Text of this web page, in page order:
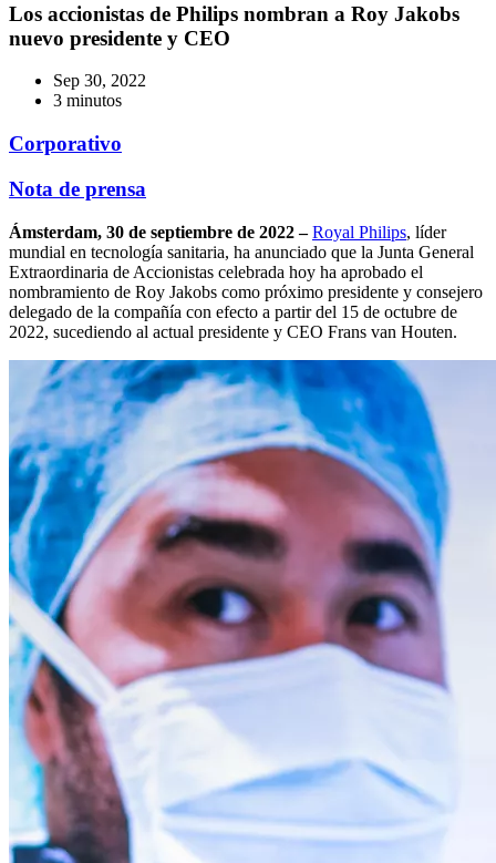
Los accionistas de Philips nombran a Roy Jakobs
nuevo presidente y CEO
Sep 30, 2022
3 minutos
Corporativo
Nota de prensa
Ámsterdam, 30 de septiembre de 2022 – Royal Philips, líder
mundial en tecnología sanitaria, ha anunciado que la Junta General
Extraordinaria de Accionistas celebrada hoy ha aprobado el
nombramiento de Roy Jakobs como próximo presidente y consejero
delegado de la compañía con efecto a partir del 15 de octubre de
2022, sucediendo al actual presidente y CEO Frans van Houten.